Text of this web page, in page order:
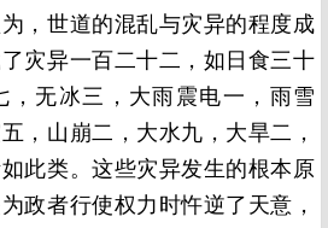
，世道的混乱与灾异的程度成
灾异一百二十二，如日食三十
，无冰三，大雨震电一，雨雪
，山崩二，大水九，大旱二，
此类。这些灾异发生的根本原
政者行使权力时忤逆了天意，